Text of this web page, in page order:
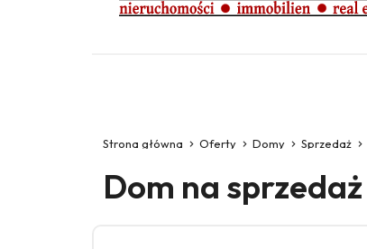
Strona główna Oferty Domy Sprzedaż
Dom na sprzedaż